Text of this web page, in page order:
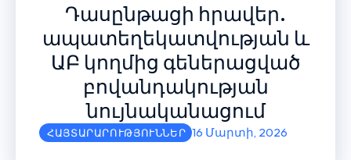
Դասընթացի հրավեր.
ապատեղեկատվության և
ԱԲ կողմից գեներացված
բովանդակության
նույնականացում
ՀԱՅՏԱՐԱՐՈՒԹՅՈՒՆՆԵՐ 16 Մարտի, 2026